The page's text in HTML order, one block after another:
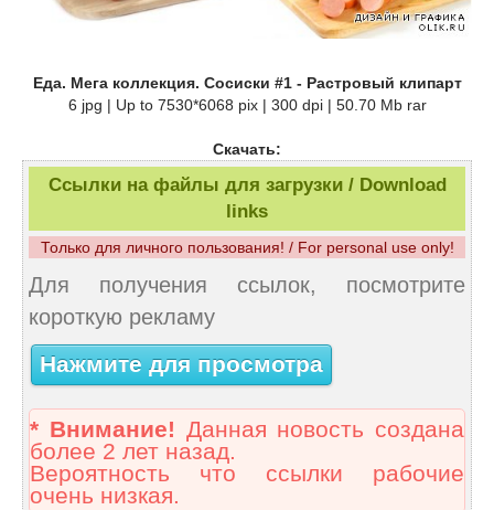
Еда. Мега коллекция. Сосиски #1 - Растровый клипарт
6 jpg | Up to 7530*6068 pix | 300 dpi | 50.70 Mb rar
Скачать:
Ссылки на файлы для загрузки / Download
links
Только для личного пользования! / For personal use only!
Для получения ссылок, посмотрите
короткую рекламу
Нажмите для просмотра
* Внимание! Данная новость создана
более 2 лет назад.
Вероятность что ссылки рабочие
очень низкая.